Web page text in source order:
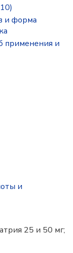
и форма
применения и
и
25 и 50 мг;